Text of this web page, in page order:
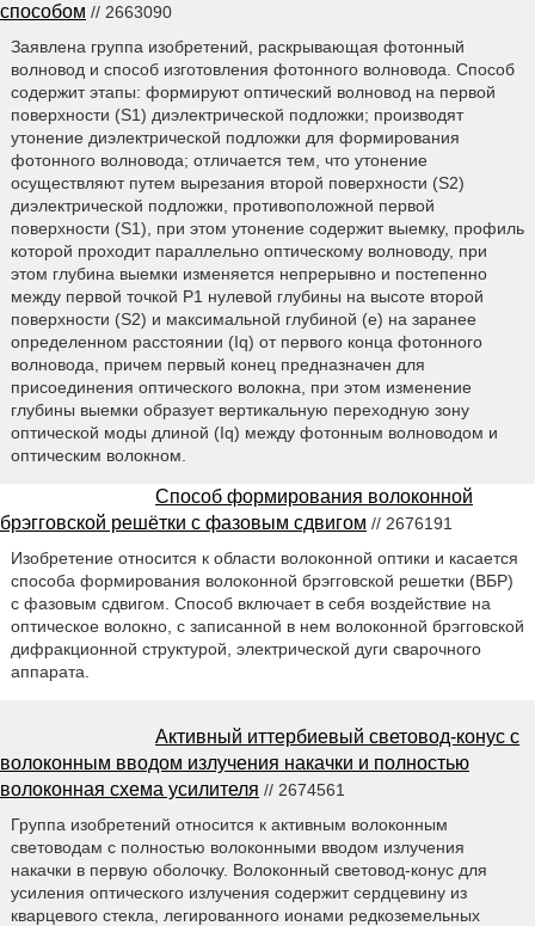
способом // 2663090
Заявлена группа изобретений, раскрывающая фотонный
волновод и способ изготовления фотонного волновода. Способ
содержит этапы: формируют оптический волновод на первой
поверхности (S1) диэлектрической подложки; производят
утонение диэлектрической подложки для формирования
фотонного волновода; отличается тем, что утонение
осуществляют путем вырезания второй поверхности (S2)
диэлектрической подложки, противоположной первой
поверхности (S1), при этом утонение содержит выемку, профиль
которой проходит параллельно оптическому волноводу, при
этом глубина выемки изменяется непрерывно и постепенно
между первой точкой Р1 нулевой глубины на высоте второй
поверхности (S2) и максимальной глубиной (е) на заранее
определенном расстоянии (Iq) от первого конца фотонного
волновода, причем первый конец предназначен для
присоединения оптического волокна, при этом изменение
глубины выемки образует вертикальную переходную зону
оптической моды длиной (Iq) между фотонным волноводом и
оптическим волокном.
Способ формирования волоконной
брэгговской решётки с фазовым сдвигом // 2676191
Изобретение относится к области волоконной оптики и касается
способа формирования волоконной брэгговской решетки (ВБР)
с фазовым сдвигом. Способ включает в себя воздействие на
оптическое волокно, с записанной в нем волоконной брэгговской
дифракционной структурой, электрической дуги сварочного
аппарата.
Активный иттербиевый световод-конус с
волоконным вводом излучения накачки и полностью
волоконная схема усилителя // 2674561
Группа изобретений относится к активным волоконным
световодам с полностью волоконными вводом излучения
накачки в первую оболочку. Волоконный световод-конус для
усиления оптического излучения содержит сердцевину из
кварцевого стекла, легированного ионами редкоземельных